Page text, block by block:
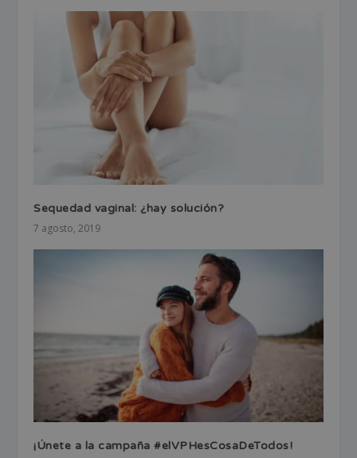
Sequedad vaginal: ¿hay solución?
7 agosto, 2019
¡Únete a la campaña #elVPHesCosaDeTodos!